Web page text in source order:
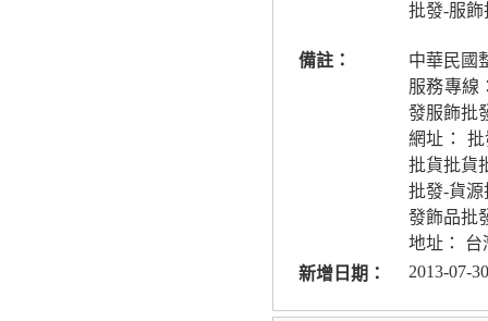
批發-服
備註：
中華民國
服務專線
發服飾批
網址：
批貨批貨
批發-貨
發飾品批
地址： 台
新增日期：
2013-07-